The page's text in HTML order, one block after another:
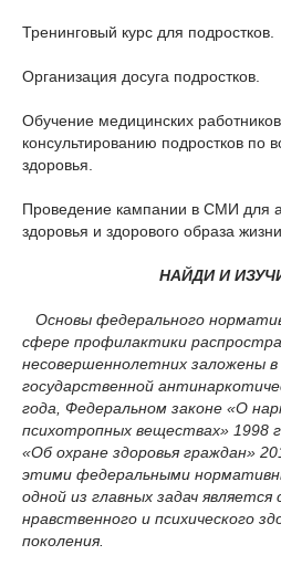
Тренинговый курс для подростков.
Организация досуга подростков.
Обучение медицинских
консультированию подростков по
здоровья.
Проведение кампании в СМИ для
здоровья и здорового образа
НАЙДИ И
Основы федерального
сфере профилактики
несовершеннолетних заложены
государственной
года, Федеральном законе «О
психотропных веществах» 1998
«Об охране здоровья граждан»
этими федеральными
одной из главных задач является
нравственного и психического
поколения.